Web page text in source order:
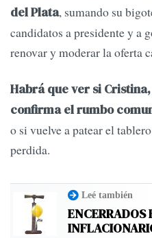
del Plata, sumando su
candidatos a presidente y a
renovar y moderar la oferta
Habrá que ver si
confirma el rumbo
o si vuelve a patear el
perdida.
Leé también